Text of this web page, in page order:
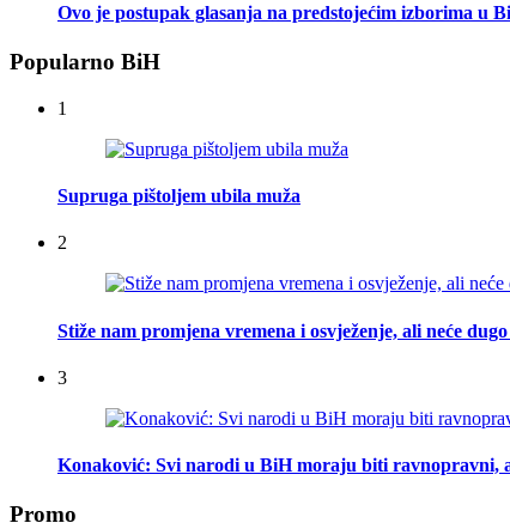
Ovo je postupak glasanja na predstojećim izborima u
Popularno BiH
1
Supruga pištoljem ubila muža
2
Stiže nam promjena vremena i osvježenje, ali neće
3
Konaković: Svi narodi u BiH moraju biti ravnopravni,
Promo